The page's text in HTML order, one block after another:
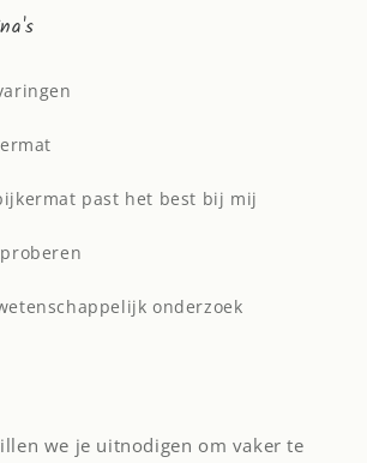
past het best bij mij
onderzoek
we je uitnodigen om vaker te